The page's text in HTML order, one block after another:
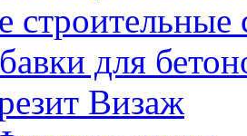
строительные
для
Визаж